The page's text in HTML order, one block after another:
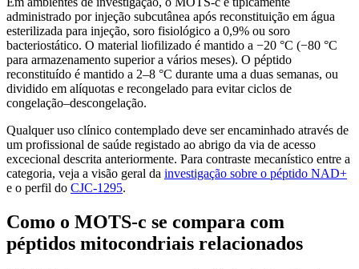
administrado por injeção subcutânea após reconstituição em água
esterilizada para injeção, soro fisiológico a 0,9% ou soro
bacteriostático. O material liofilizado é mantido a −20 °C (−80 °C
para armazenamento superior a vários meses). O péptido
reconstituído é mantido a 2–8 °C durante uma a duas semanas, ou
dividido em alíquotas e recongelado para evitar ciclos de
congelação–descongelação.
Qualquer uso clínico contemplado deve ser encaminhado através de
um profissional de saúde registado ao abrigo da via de acesso
excecional descrita anteriormente. Para contraste mecanístico entre a
categoria, veja a visão geral da investigação sobre o péptido NAD+
e o perfil do CJC-1295.
Como o MOTS-c se compara com
péptidos mitocondriais relacionados